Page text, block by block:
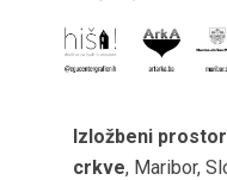
Izložbeni
crkve, Maribor,